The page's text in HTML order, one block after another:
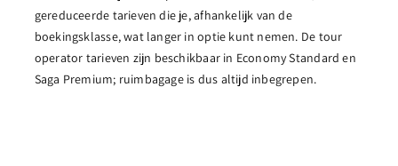
gereduceerde tarieven die je, afhankelijk van de
boekingsklasse, wat langer in optie kunt nemen. De tour
operator tarieven zijn beschikbaar in Economy Standard en
Saga Premium; ruimbagage is dus altijd inbegrepen.